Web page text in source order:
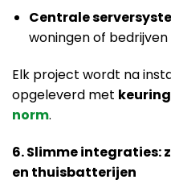
Centrale
woningen of bedrijven
Elk project wordt na
opgeleverd met
norm.
6. Slimme integraties:
en thuisbatterijen